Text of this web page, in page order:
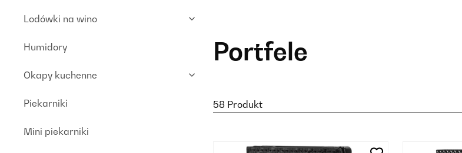
Lodówki na wino
Humidory
Okapy kuchenne
Piekarniki
Mini piekarniki
Portfele
58 Produkt